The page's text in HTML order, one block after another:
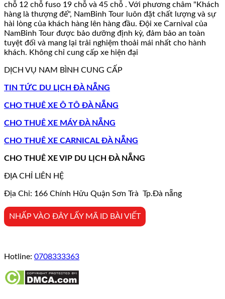
chỗ 12 chỗ fuso 19 chỗ và 45 chỗ . Với phương châm "Khách
hàng là thượng đế", NamBinh Tour luôn đặt chất lượng và sự
hài lòng của khách hàng lên hàng đầu. Đội xe Carnival của
NamBinh Tour được bảo dưỡng định kỳ, đảm bảo an toàn
tuyệt đối và mang lại trải nghiệm thoải mái nhất cho hành
khách. Không chỉ cung cấp xe hiện đại
DỊCH VỤ NAM BÌNH CUNG CẤP
TIN TỨC DU LỊCH ĐÀ NẴNG
CHO THUÊ XE Ô TÔ ĐÀ NẴNG
CHO THUÊ XE MÁY ĐÀ NẴNG
CHO THUÊ XE CARNICAL ĐÀ NẴNG
CHO THUÊ XE VIP DU LỊCH ĐÀ NẴNG
ĐỊA CHỈ LIÊN HỆ
Địa Chỉ: 166 Chính Hữu Quận Sơn Trà Tp.Đà nẵng
NHẤP VÀO ĐÂY LẤY MÃ ID BÀI VIẾT
Hotline: 0708333363